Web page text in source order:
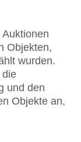
Objekten,
wurden.
die
und den
Objekte an,